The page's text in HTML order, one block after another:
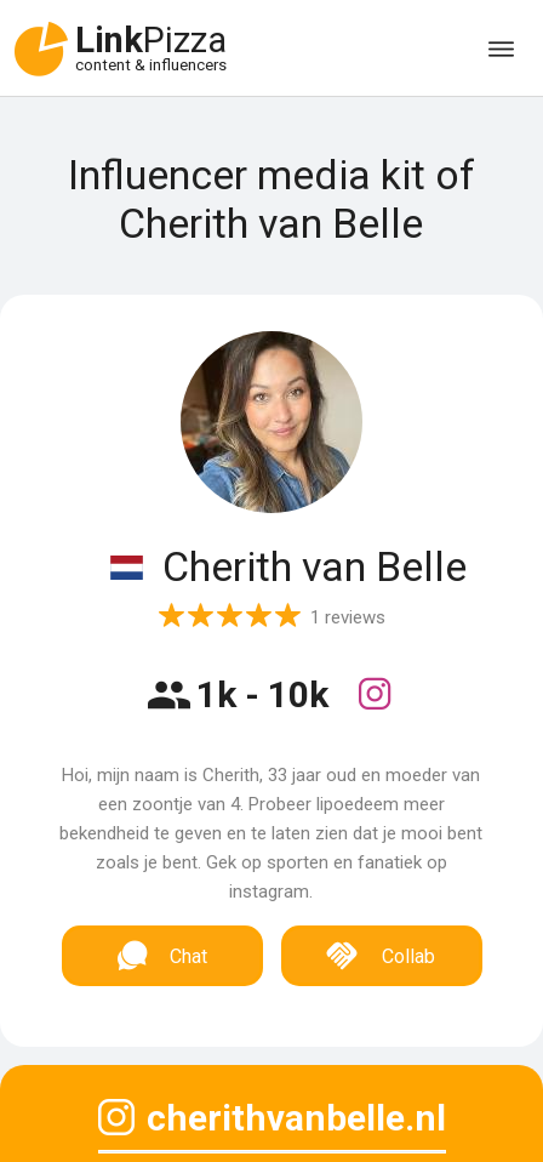
LinkPizza
content & influencers
Influencer media kit of
Cherith van Belle
Cherith van Belle
1 reviews
1k - 10k
Hoi, mijn naam is Cherith, 33 jaar oud en moeder van
een zoontje van 4. Probeer lipoedeem meer
bekendheid te geven en te laten zien dat je mooi bent
zoals je bent. Gek op sporten en fanatiek op
instagram.
Chat Collab
cherithvanbelle.nl